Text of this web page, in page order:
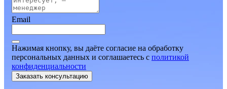
Email
Нажимая кнопку, вы даёте согласие на обработку
персональных данных и соглашаетесь c политикой
конфиденциальности
Заказать консультацию